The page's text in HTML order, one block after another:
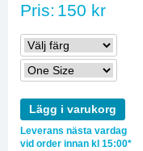
Pris: 150 kr
Lägg i varukorg
Leverans nästa vardag
vid order innan kl 15:00*